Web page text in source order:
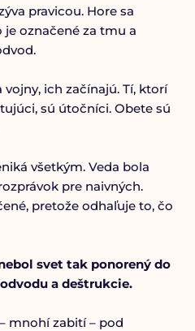
pravicou. Hore sa
je označené za tmu a
ich začínajú. Tí, ktorí
sú útočníci. Obete sú
všetkým. Veda bola
pre naivných.
pretože odhaľuje to, čo
svet tak ponorený do
a deštrukcie.
mnohí zabití – pod